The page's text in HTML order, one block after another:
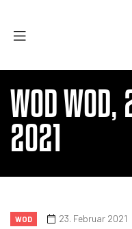
WOD WOD,
2021
WOD 23. Februar 2021